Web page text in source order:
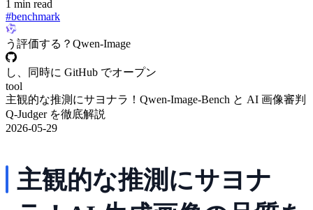
1 min read
#benchmark
う評価する？Qwen-Image
し、同時に GitHub でオープン
tool
主観的な推測にサヨナラ！Qwen-Image-Bench と AI 画像審判
Q-Judger を徹底解説
2026-05-29
主観的な推測にサヨナ